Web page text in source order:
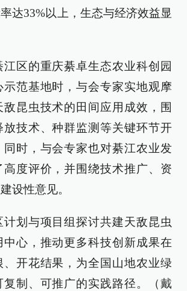
达33%以上，生态与经济效益显
区的重庆綦卓生态农业科创园
范基地时，与会专家实地观摩
敌昆虫技术的田间应用成效，围
放技术、种群监测等关键环节开
同时，与会专家也对綦江农业发
高度评价，并围绕技术推广、资
设性意见。
划与项目组探讨共建天敌昆虫
心，推动更多科技创新成果在
、开花结果，为全国山地农业绿
制、可推广的实践路径。（戴